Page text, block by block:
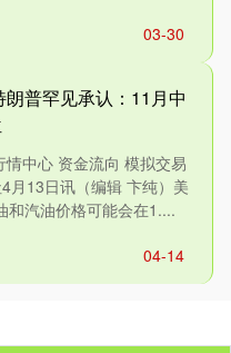
03-30
普罕见承认：11月中
中心 资金流向 模拟交易
月13日讯（编辑 卞纯）美
和汽油价格可能会在1....
04-14